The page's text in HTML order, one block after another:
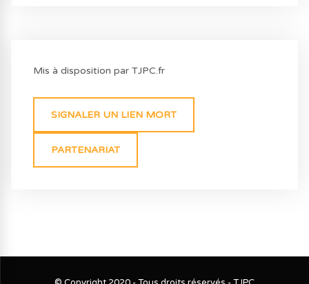
Mis à disposition par TJPC.fr
SIGNALER UN LIEN MORT
PARTENARIAT